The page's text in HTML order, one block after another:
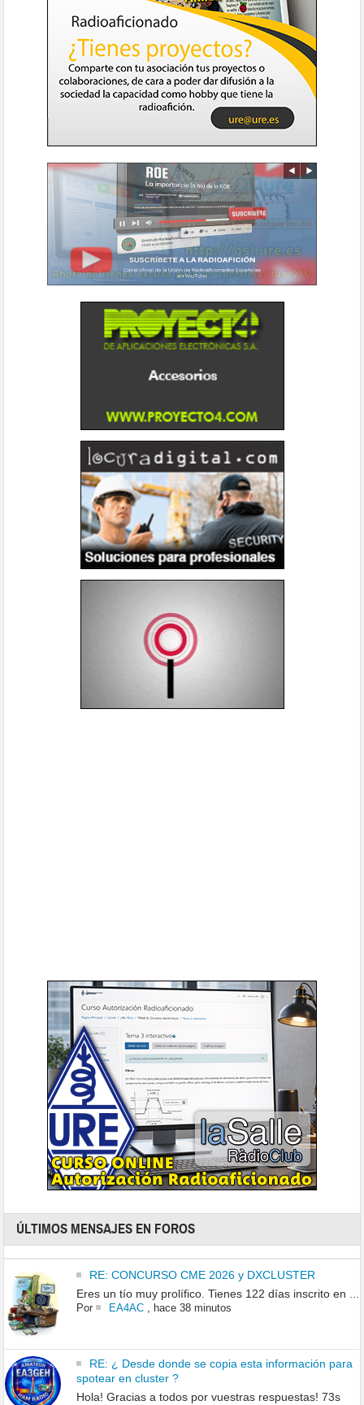
ÚLTIMOS MENSAJES EN FOROS
RE: CONCURSO CME 2026 y DXCLUSTER
Eres un tío muy prolífico. Tienes 122 días inscrito en ...
Por EA4AC, hace 38 minutos
RE: ¿ Desde donde se copia esta información para
spotear en cluster ?
Hola! Gracias a todos por vuestras respuestas! 73s